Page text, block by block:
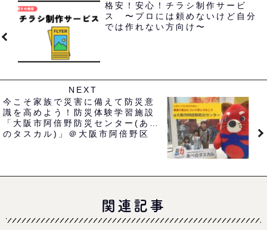
NEXT
今こそ家族で災害に備えて防災意
識を高めよう！防災体験学習施設
「大阪市阿倍野防災センター(あべ
のタスカル)」＠大阪市阿倍野区
格安！安心！チラシ制作サービ
ス 〜プロには頼めないけど自分
では作れない方向け〜
関連記事